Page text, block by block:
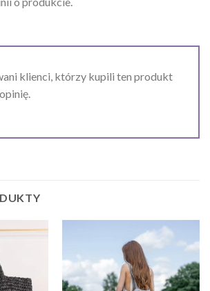
klienci, którzy kupili ten produkt